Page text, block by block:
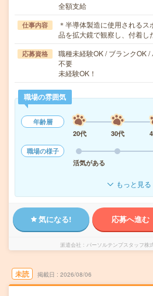
全額支給
仕事内容
＊半導体製造に使用される
品を拡大鏡で観察し、付着
応募資格
職種未経験OK / ブランクOK
不要
未経験OK！
職場の雰囲気
年齢層
20代
30代
職場の様子
活気がある
もっと見る
気になる! 応募へ進む
派遣会社 パーソルテンプスタッフ
未読 掲載日 2026/08/06